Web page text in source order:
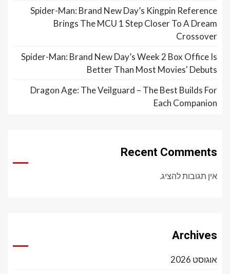
Spider-Man: Brand New Day’s Kingpin Reference
Brings The MCU 1 Step Closer To A Dream
Crossover
Spider-Man: Brand New Day’s Week 2 Box Office Is
Better Than Most Movies' Debuts
Dragon Age: The Veilguard – The Best Builds For
Each Companion
Recent Comments
אין תגובות להציג.
Archives
אוגוסט 2026